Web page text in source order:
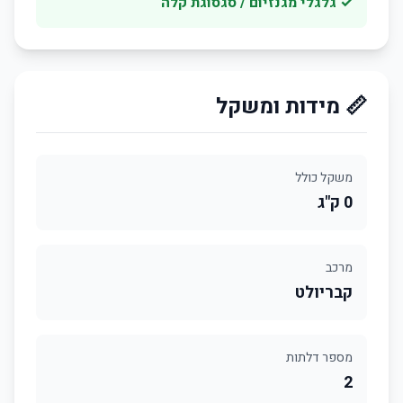
📏 מידות ומשקל
משקל כולל
0 ק"ג
מרכב
קבריולט
מספר דלתות
2